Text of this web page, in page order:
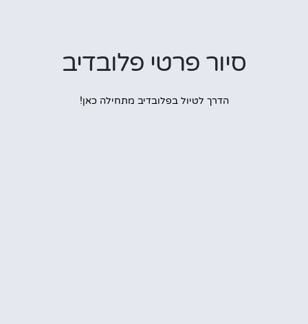
סיור פרטי פלובדיב
הדרך לטיול בפלובדיב מתחילה כאן!